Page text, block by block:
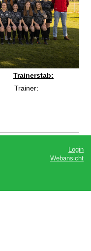
Trainerstab:
Trainer:
Login
Webansicht